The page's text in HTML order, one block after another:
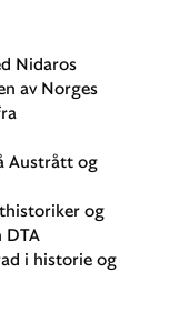
Nidaros
av Norges
Austrått og
og
DTA
i historie og